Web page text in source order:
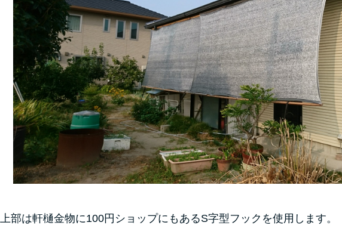
上部は軒樋金物に100円ショップにもあるS字型フックを使用します。